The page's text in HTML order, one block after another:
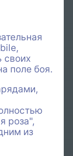
своих
поле боя.
роза",
из